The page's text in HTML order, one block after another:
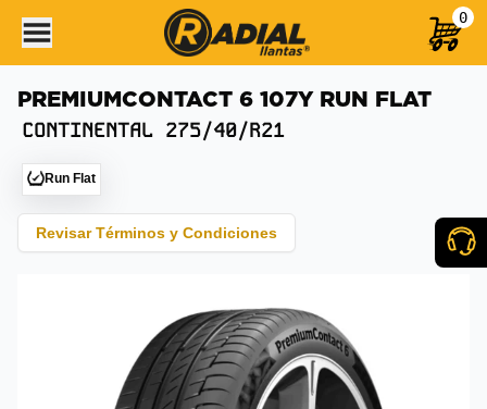
0
PREMIUMCONTACT 6 107Y RUN FLAT
CONTINENTAL 275/40/R21
Run Flat
Revisar Términos y Condiciones